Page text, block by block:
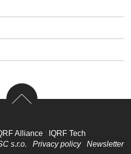
Alliance
IQRF Tech
s.r.o. Privacy policy Newsletter